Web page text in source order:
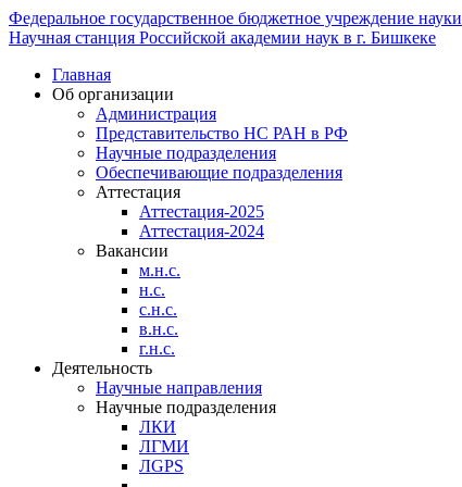
Федеральное государственное бюджетное учреждение науки
Научная станция Российской академии наук в г. Бишкеке
Главная
Об организации
Администрация
Представительство НС РАН в РФ
Научные подразделения
Обеспечивающие подразделения
Аттестация
Аттестация-2025
Аттестация-2024
Вакансии
м.н.с.
н.с.
с.н.с.
в.н.с.
г.н.с.
Деятельность
Научные направления
Научные подразделения
ЛКИ
ЛГМИ
ЛGPS